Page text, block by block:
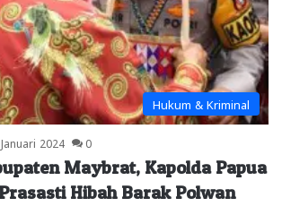
Hukum & Kriminal
2024 0
Maybrat, Kapolda Papua
Hibah Barak Polwan